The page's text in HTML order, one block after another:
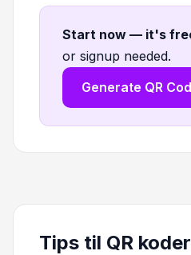
Start now — it's
or signup needed.
Generate QR
Tips til QR